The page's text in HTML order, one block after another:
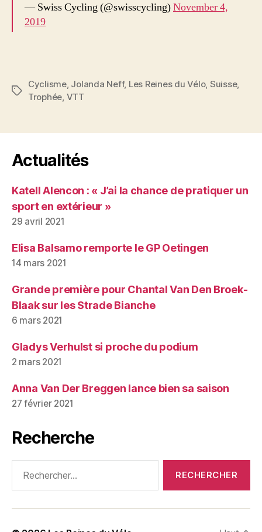
— Swiss Cycling (@swisscycling)November 4,
2019
Étiquettes
Cyclisme, Jolanda Neff, Les Reines du Vélo, Suisse,
Trophée, VTT
Actualités
Katell Alencon : « J’ai la chance de pratiquer un
sport en extérieur »
29 avril 2021
Elisa Balsamo remporte le GP Oetingen
14 mars 2021
Grande première pour Chantal Van Den Broek-
Blaak sur les Strade Bianche
6 mars 2021
Gladys Verhulst si proche du podium
2 mars 2021
Anna Van Der Breggen lance bien sa saison
27 février 2021
Recherche